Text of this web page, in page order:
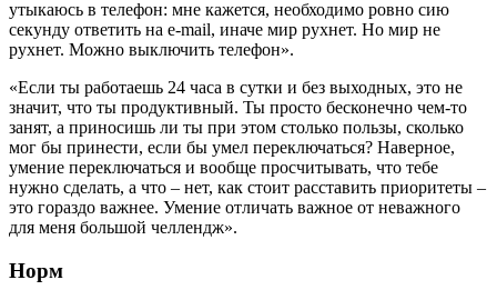
утыкаюсь в телефон: мне кажется, необходимо ровно сию
секунду ответить на e-mail, иначе мир рухнет. Но мир не
рухнет. Можно выключить телефон».
«Если ты работаешь 24 часа в сутки и без выходных, это не
значит, что ты продуктивный. Ты просто бесконечно чем-то
занят, а приносишь ли ты при этом столько пользы, сколько
мог бы принести, если бы умел переключаться? Наверное,
умение переключаться и вообще просчитывать, что тебе
нужно сделать, а что – нет, как стоит расставить приоритеты –
это гораздо важнее. Умение отличать важное от неважного
для меня большой челлендж».
Норм